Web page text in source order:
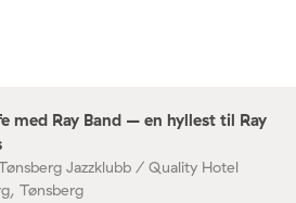
med Ray Band – en hyllest til Ray
Jazzklubb / Quality Hotel
Tønsberg